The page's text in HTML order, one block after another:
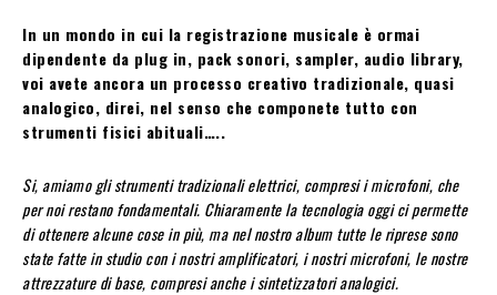
In un mondo in cui la registrazione musicale è ormai
dipendente da plug in, pack sonori, sampler, audio library,
voi avete ancora un processo creativo tradizionale, quasi
analogico, direi, nel senso che componete tutto con
strumenti fisici abituali…..
Si, amiamo gli strumenti tradizionali elettrici, compresi i microfoni, che
per noi restano fondamentali. Chiaramente la tecnologia oggi ci permette
di ottenere alcune cose in più, ma nel nostro album tutte le riprese sono
state fatte in studio con i nostri amplificatori, i nostri microfoni, le nostre
attrezzature di base, compresi anche i sintetizzatori analogici.